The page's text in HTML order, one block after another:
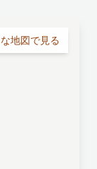
地図で見る